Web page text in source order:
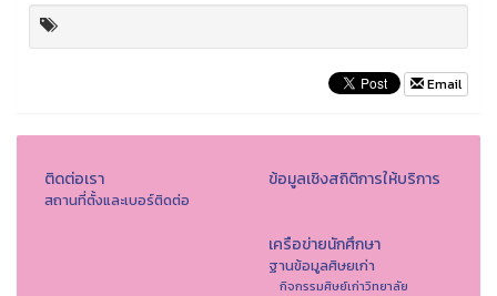
Email
ติดต่อเรา
สถานที่ตั้งและเบอร์ติดต่อ
ข้อมูลเชิงสถิติการให้บริการ
เครือข่ายนักศึกษา
ฐานข้อมูลศิษยเก่า
กิจกรรมศิษย์เก่าวิทยาลัย